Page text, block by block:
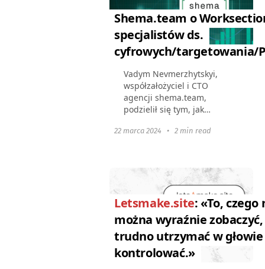
Shema.team o
specjalistów ds.
cyfrowych/targetowania/
Vadym Nevmerzhytskyi,
współzałożyciel i CTO
agencji shema.team,
podzielił się tym, jak
kontrolowaniu pracy zespołu
powstała z
uporządkowanego...
22 marca 2024 • 2 min read
Letsmake.site: «To, czego
można wyraźnie zobaczyć,
trudno utrzymać w
kontrolować.»